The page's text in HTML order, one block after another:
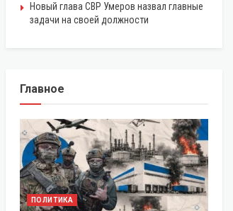
Новый глава СВР Умеров назвал главные
задачи на своей должности
Главное
ПОЛИТИКА